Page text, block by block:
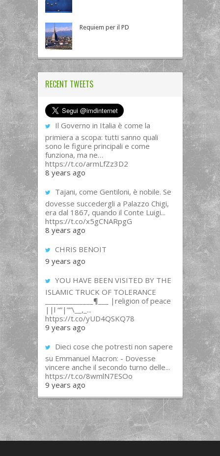
Requiem per il PD
RECENT TWEETS
Il Governo in Italia è come la
primiera a scopa: tutti sanno quali
sono le figure principali e come
funziona, ma ne…
https://t.co/armLfZz3D2
8 years ago
Tajani, come Gentiloni, è nobile. Se
dovesse succedergli a Palazzo Chigi,
era dal 1867, quando il Conte Luigi...
https://t.co/x5gCNARpgG
8 years ago
CHRIS BENOIT
9 years ago
YOU HAVE BEEN VISITED BY THE
ISLAMIC TRUCK OF TOLERANCE
______________¶___ |religion of peace
||l “”|””\__,_...
https://t.co/yUD4QSKQ78
9 years ago
Dieci cose che potresti non sapere
su Emmanuel Macron: - Dovesse
vincere anche il secondo turno delle...
https://t.co/8wmlN7ESOo
9 years ago